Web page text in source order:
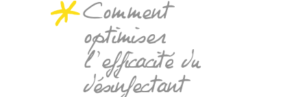
Comment
optimiser
l’efficacité du
désinfectant